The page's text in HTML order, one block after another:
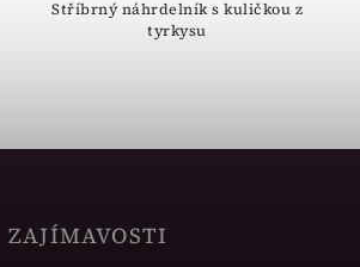
Stříbrný náhrdelník s kuličkou z
tyrkysu
ZAJÍMAVOSTI